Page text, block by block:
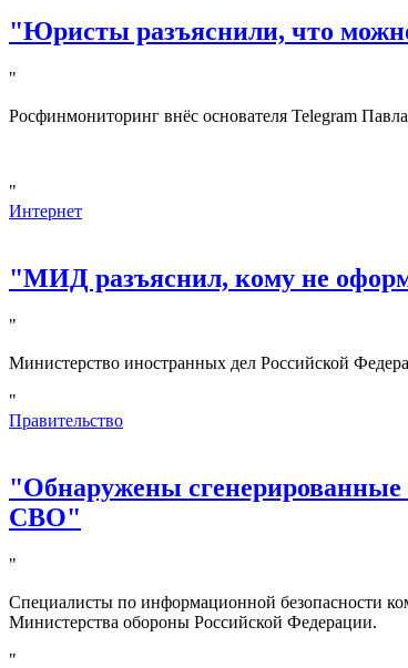
"Юристы разъяснили, что
"
Росфинмониторинг внёс основателя Telegram
"
Интернет
"МИД разъяснил, кому не
"
Министерство иностранных дел Российской
"
Правительство
"Обнаружены
СВО"
"
Специалисты по информационной безопасности
Министерства обороны Российской Федерации.
"